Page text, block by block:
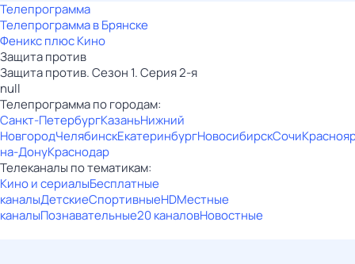
Телепрограмма
Телепрограмма в Брянске
Феникс плюс Кино
Защита против
Защита против. Сезон 1. Серия 2-я
null
Телепрограмма по городам:
Санкт-ПетербургКазаньНижний
НовгородЧелябинскЕкатеринбургНовосибирскСочи
на-ДонуКраснодар
Телеканалы по тематикам:
Кино и сериалыБесплатные
каналыДетскиеСпортивныеHDМестные
каналыПознавательные20 каналовНовостные